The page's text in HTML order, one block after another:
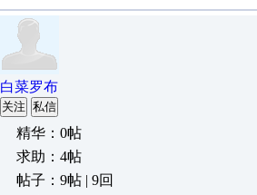
白菜罗布
关注 私信
精华：0帖
求助：4帖
帖子：9帖 | 9回